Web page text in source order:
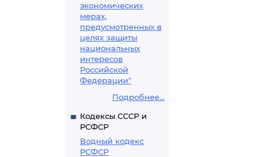
экономических
мерах,
предусмотренных в
целях защиты
национальных
интересов
Российской
Федерации"
Подробнее...
Кодексы СССР и
РСФСР
Водный кодекс
РСФСР